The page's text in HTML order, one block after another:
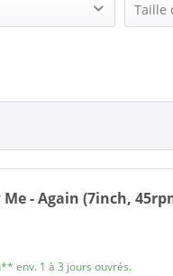
Taille
- Again (7inch,
env. 1 à 3 jours ouvrés.